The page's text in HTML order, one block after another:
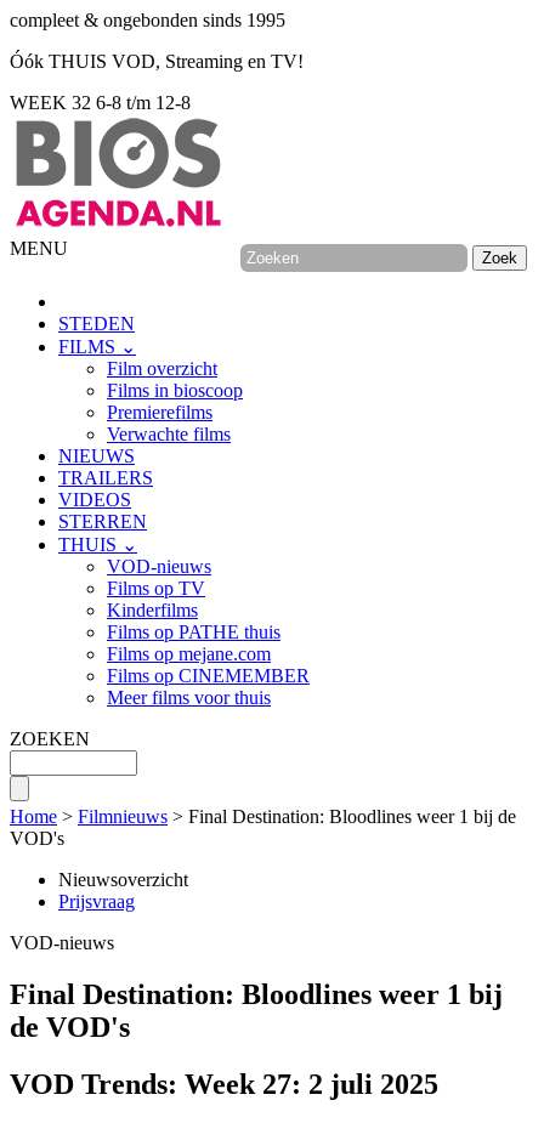
compleet & ongebonden sinds 1995
Óók THUIS VOD, Streaming en TV!
WEEK 32 6-8 t/m 12-8
MENU
STEDEN
FILMS ⌄
Film overzicht
Films in bioscoop
Premierefilms
Verwachte films
NIEUWS
TRAILERS
VIDEOS
STERREN
THUIS ⌄
VOD-nieuws
Films op TV
Kinderfilms
Films op PATHE thuis
Films op mejane.com
Films op CINEMEMBER
Meer films voor thuis
ZOEKEN
Home > Filmnieuws > Final Destination: Bloodlines weer 1 bij de
VOD's
Nieuwsoverzicht
Prijsvraag
VOD-nieuws
Final Destination: Bloodlines weer 1 bij
de VOD's
VOD Trends: Week 27: 2 juli 2025